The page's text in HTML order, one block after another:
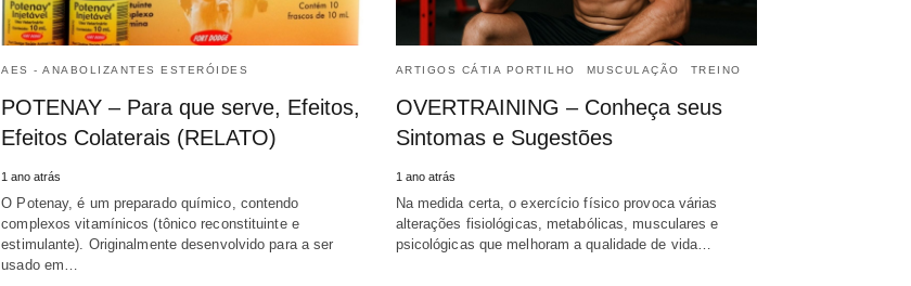
AES - ANABOLIZANTES ESTERÓIDES
POTENAY – Para que serve, Efeitos,
Efeitos Colaterais (RELATO)
1 ano atrás
O Potenay, é um preparado químico, contendo
complexos vitamínicos (tônico reconstituinte e
estimulante). Originalmente desenvolvido para a ser
usado em…
ARTIGOS CÁTIA PORTILHO MUSCULAÇÃO TREINO
OVERTRAINING – Conheça seus
Sintomas e Sugestões
1 ano atrás
Na medida certa, o exercício físico provoca várias
alterações fisiológicas, metabólicas, musculares e
psicológicas que melhoram a qualidade de vida…